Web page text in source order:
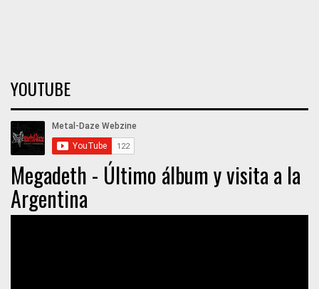
YOUTUBE
Megadeth - Último álbum y visita a la
Argentina